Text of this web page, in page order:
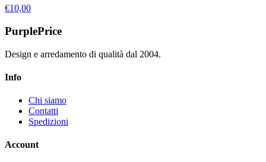
€10,00
PurplePrice
Design e arredamento di qualità dal 2004.
Info
Chi siamo
Contatti
Spedizioni
Account